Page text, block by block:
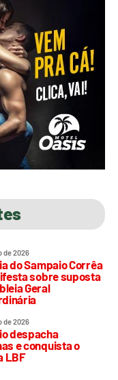
de 2026
do Sampaio Corrêa
sobre suposta
Geral
de 2026
despacha
e conquista o
LBF